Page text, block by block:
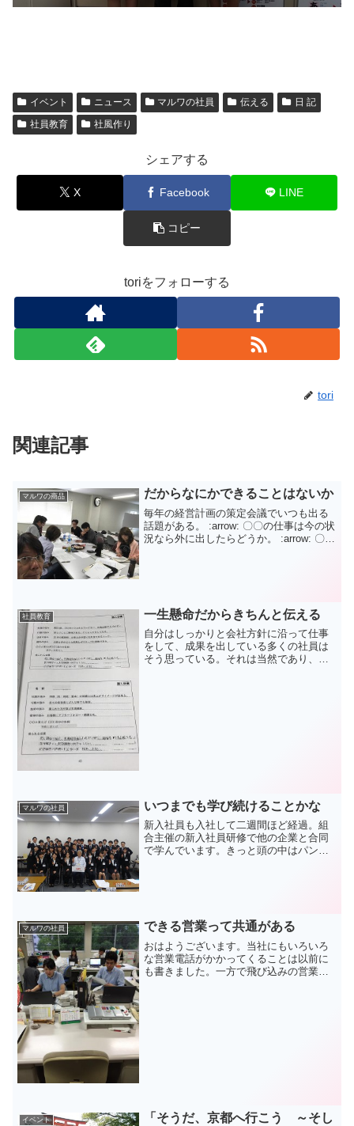
イベント ニュース マルワの社員 伝える
日 記
社員教育
社風作り
シェアする
X Facebook LINE
コピー
toriをフォローする
tori
関連記事
マルワの商品 だからなにかできることはないか
毎年の経営計画の策定会議でいつも出る
話題がある。 :arrow: 〇〇の仕事は今の状
況なら外に出したらどうか。 :arrow: 〇〇
社員教育 一生懸命だからきちんと伝える
自分はしっかりと会社方針に沿って仕事
をして、成果を出している多くの社員は
そう思っている。それは当然であり、少
マルワの社員 いつまでも学び続けることかな
新入社員も入社して二週間ほど経過。組
合主催の新入社員研修で他の企業と合同
で学んでいます。きっと頭の中はパンク
マルワの社員 できる営業って共通がある
おはようございます。当社にもいろいろ
な営業電話がかかってくることは以前に
も書きました。一方で飛び込みの営業も
イベント
「そうだ、京都へ行こう ～そし